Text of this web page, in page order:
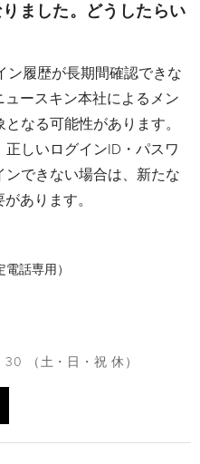
ました。どうしたらい
ン履歴が長期間確認できな
ースキン本社によるメン
なる可能性があります。
しいログインID・パスワ
できない場合は、新たな
あります。
話専用）
（土・日・祝 休）